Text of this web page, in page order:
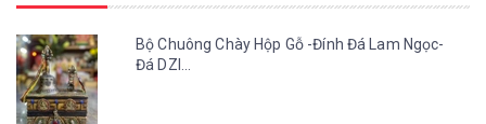
Bộ Chuông Chày Hộp Gỗ -Đính Đá Lam Ngọc-
Đá DZI...